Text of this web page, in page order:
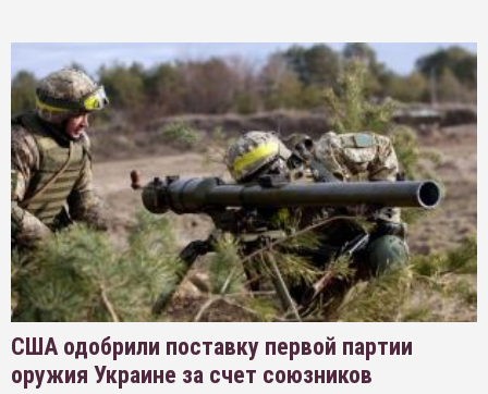
США одобрили поставку первой партии
оружия Украине за счет союзников